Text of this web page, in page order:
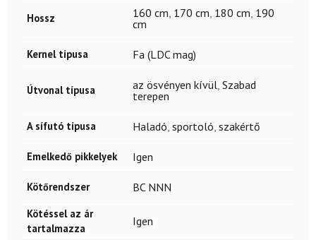
Hossz 160 cm 170 cm 180 cm 190
cm
Kernel típusa Fa (LDC mag)
Útvonal típusa az ösvényen kívül Szabad
terepen
A sífutó típusa Haladó sportoló szakértő
Emelkedő pikkelyek Igen
Kötőrendszer BC NNN
Kötéssel az ár
tartalmazza
Igen